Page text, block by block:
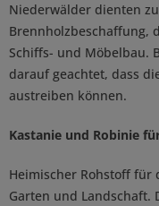
Niederwälder dienten
Brennholzbeschaffung,
Schiffs- und Möbelbau.
darauf geachtet, dass
austreiben können.
Kastanie und Robinie
Heimischer Rohstoff für
Garten und Landschaft.